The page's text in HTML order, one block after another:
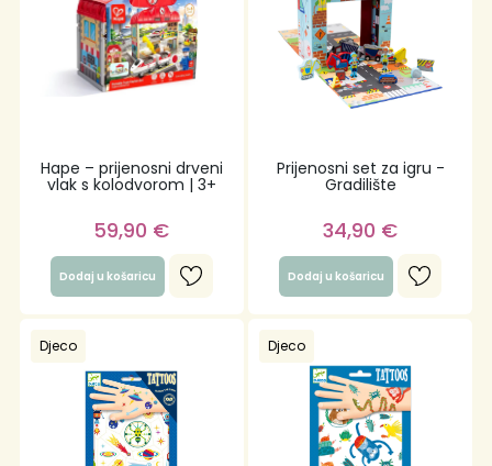
Hape – prijenosni drveni
vlak s kolodvorom | 3+
59,90 €
Dodaj u košaricu
Prijenosni set za igru -
Gradilište
34,90 €
Dodaj u košaricu
Djeco Djeco